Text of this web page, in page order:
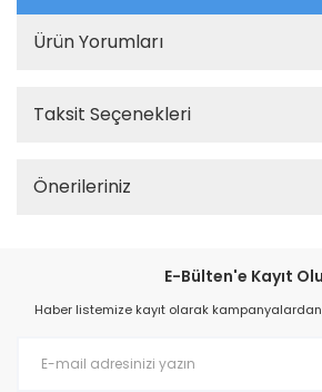
Ürün Yorumları
Taksit Seçenekleri
Önerileriniz
E-Bülten'e Kayıt
Haber listemize kayıt olarak